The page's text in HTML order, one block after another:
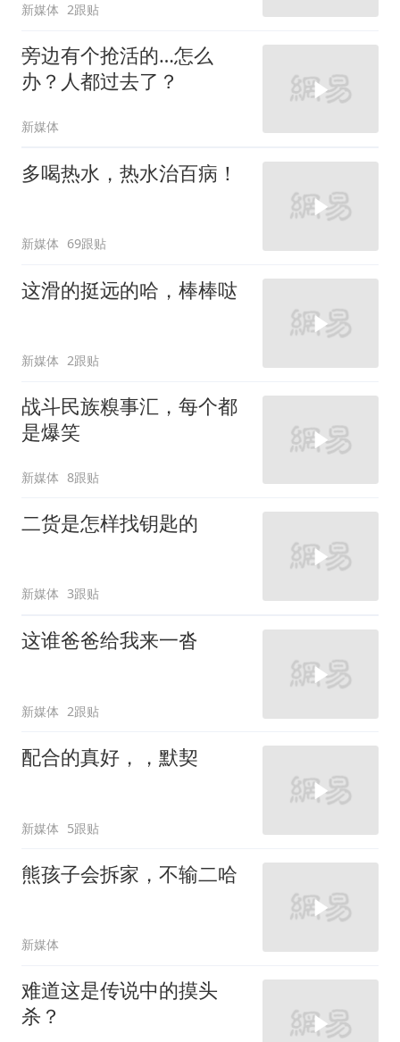
新媒体 2跟贴
旁边有个抢活的…怎么
办？人都过去了？
新媒体
多喝热水，热水治百病！
新媒体 69跟贴
这滑的挺远的哈，棒棒哒
新媒体 2跟贴
战斗民族糗事汇，每个都
是爆笑
新媒体 8跟贴
二货是怎样找钥匙的
新媒体 3跟贴
这谁爸爸给我来一沓
新媒体 2跟贴
配合的真好，，默契
新媒体 5跟贴
熊孩子会拆家，不输二哈
新媒体
难道这是传说中的摸头
杀？